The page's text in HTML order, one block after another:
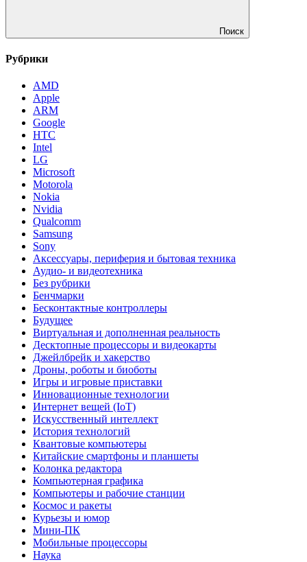
Поиск
Рубрики
AMD
Apple
ARM
Google
HTC
Intel
LG
Microsoft
Motorola
Nokia
Nvidia
Qualcomm
Samsung
Sony
Аксессуары, периферия и бытовая техника
Аудио- и видеотехника
Без рубрики
Бенчмарки
Бесконтактные контроллеры
Будущее
Виртуальная и дополненная реальность
Десктопные процессоры и видеокарты
Джейлбрейк и хакерство
Дроны, роботы и биоботы
Игры и игровые приставки
Инновационные технологии
Интернет вещей (IoT)
Искусственный интеллект
История технологий
Квантовые компьютеры
Китайские смартфоны и планшеты
Колонка редактора
Компьютерная графика
Компьютеры и рабочие станции
Космос и ракеты
Курьезы и юмор
Мини-ПК
Мобильные процессоры
Наука